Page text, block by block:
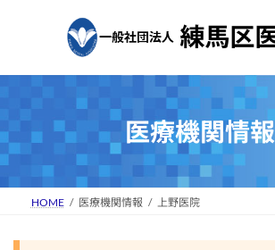
ツ
キ
ッ
プ
シ
に
移
動
医療機関情報
HOME 医療機関情報 上野医院